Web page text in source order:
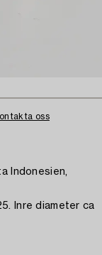
oss
Indonesien,
Inre diameter ca